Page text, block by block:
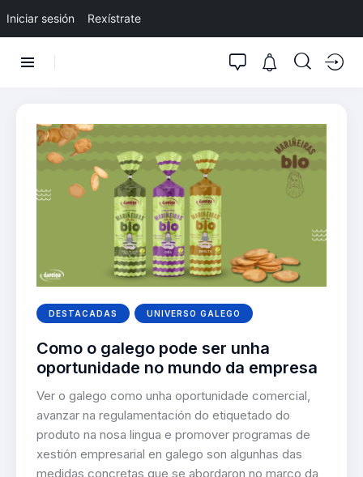
Iniciar sesión Rexístrate
DESTACADAS UNIVERSO GALEGO
Como o galego pode ser unha
oportunidade no mundo da empresa
Ver o galego como unha oportunidade comercial,
avanzar na regulamentación do etiquetado do
produto na nosa lingua e promover programas de
xestión empresarial en galego son algunhas das
medidas concretas que se abordaron no marco da